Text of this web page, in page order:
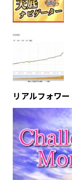
リアルフォワ